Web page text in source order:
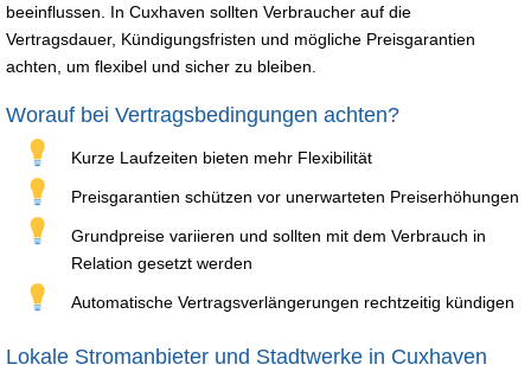
beeinflussen. In Cuxhaven sollten Verbraucher auf die
Vertragsdauer, Kündigungsfristen und mögliche Preisgarantien
achten, um flexibel und sicher zu bleiben.
Worauf bei Vertragsbedingungen achten?
Kurze Laufzeiten bieten mehr Flexibilität
Preisgarantien schützen vor unerwarteten Preiserhöhungen
Grundpreise variieren und sollten mit dem Verbrauch in
Relation gesetzt werden
Automatische Vertragsverlängerungen rechtzeitig kündigen
Lokale Stromanbieter und Stadtwerke in Cuxhaven